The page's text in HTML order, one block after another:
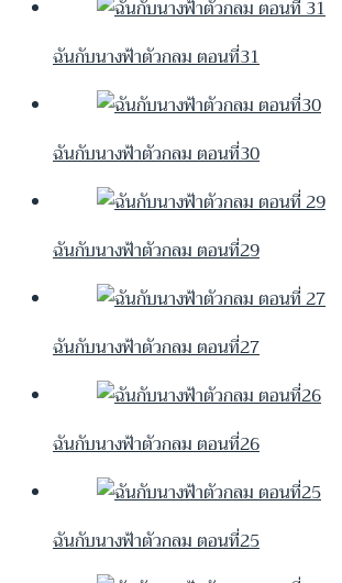
ฉันกับนางฟ้าตัวกลม ตอนที่31
ฉันกับนางฟ้าตัวกลม ตอนที่30
ฉันกับนางฟ้าตัวกลม ตอนที่29
ฉันกับนางฟ้าตัวกลม ตอนที่27
ฉันกับนางฟ้าตัวกลม ตอนที่26
ฉันกับนางฟ้าตัวกลม ตอนที่25